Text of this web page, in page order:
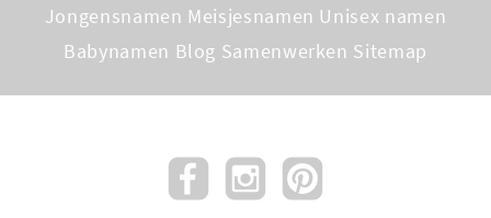
Jongensnamen Meisjesnamen Unisex namen
Babynamen Blog Samenwerken Sitemap